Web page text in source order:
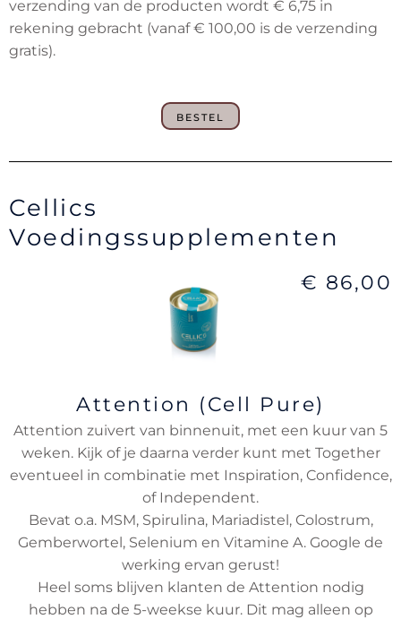
verzending van de producten wordt € 6,75 in
rekening gebracht (vanaf € 100,00 is de verzending
gratis).
BESTEL
Cellics
Voedingssupplementen
€ 86,00
Attention (Cell Pure)
Attention zuivert van binnenuit, met een kuur van 5
weken. Kijk of je daarna verder kunt met Together
eventueel in combinatie met Inspiration, Confidence,
of Independent.
Bevat o.a. MSM, Spirulina, Mariadistel, Colostrum,
Gemberwortel, Selenium en Vitamine A. Google de
werking ervan gerust!
Heel soms blijven klanten de Attention nodig
hebben na de 5-weekse kuur. Dit mag alleen op